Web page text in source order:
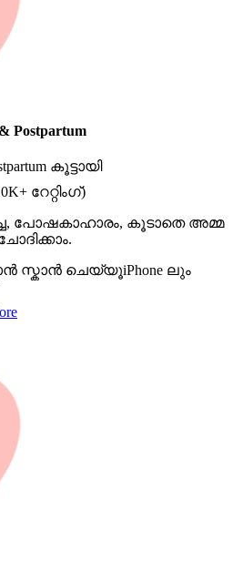
Postpartum
കൂട്ടായി
റേറ്റിംഗ്)
പോഷകാഹാരം, കൂടാതെ അമ്മ
സ്കാൻ ചെയ്യൂiPhone ലും